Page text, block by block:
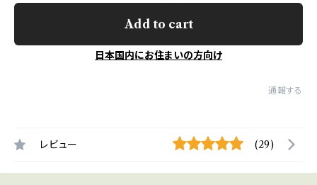
Add to cart
日本国内にお住まいの方向け
通報する
レビュー (29)